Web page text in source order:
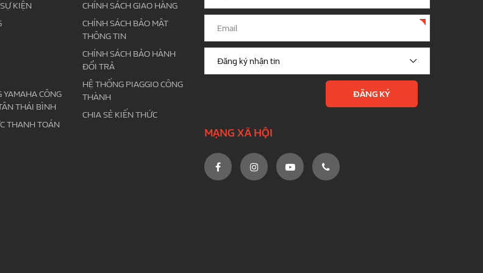
KIỆN
YAMAHA CÔNG
THÁI BÌNH
THANH TOÁN
CHÍNH SÁCH GIAO HÀNG
CHÍNH SÁCH BẢO MẬT
THÔNG TIN
CHÍNH SÁCH BẢO HÀNH
ĐỔI TRẢ
HỆ THỐNG PIAGGIO CÔNG
THÀNH
CHIA SẺ KIẾN THỨC
MẠNG XÃ HỘI